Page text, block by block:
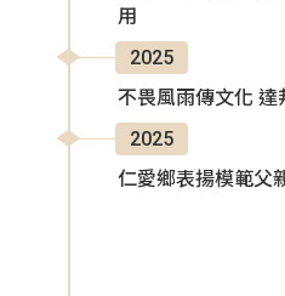
用
2025
不畏風雨傳文化
2025
仁愛鄉表揚模範父